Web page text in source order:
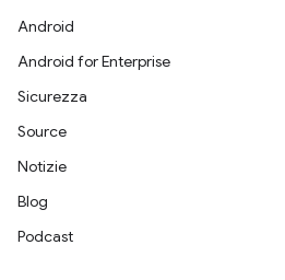
Android
Android for Enterprise
Sicurezza
Source
Notizie
Blog
Podcast